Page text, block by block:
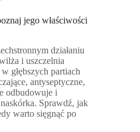
jego właściwości
działaniu
i uszczelnia
głębszych partiach
antyseptyczne,
odbudowuje i
Sprawdź, jak
warto sięgnąć po